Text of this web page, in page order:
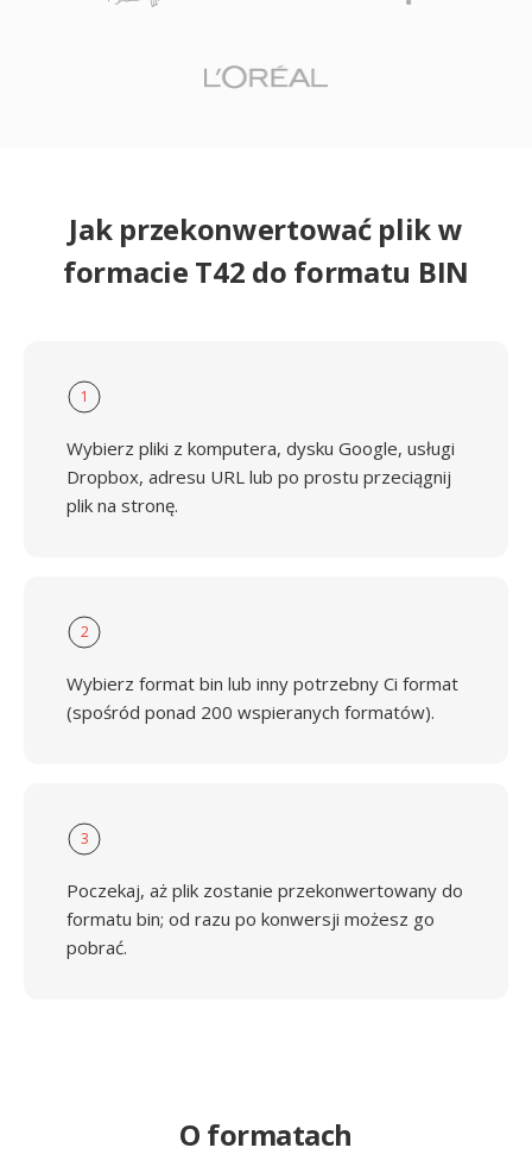
Jak przekonwertować plik w
formacie T42 do formatu BIN
1
Wybierz pliki z komputera, dysku Google, usługi
Dropbox, adresu URL lub po prostu przeciągnij
plik na stronę.
2
Wybierz format bin lub inny potrzebny Ci format
(spośród ponad 200 wspieranych formatów).
3
Poczekaj, aż plik zostanie przekonwertowany do
formatu bin; od razu po konwersji możesz go
pobrać.
O formatach